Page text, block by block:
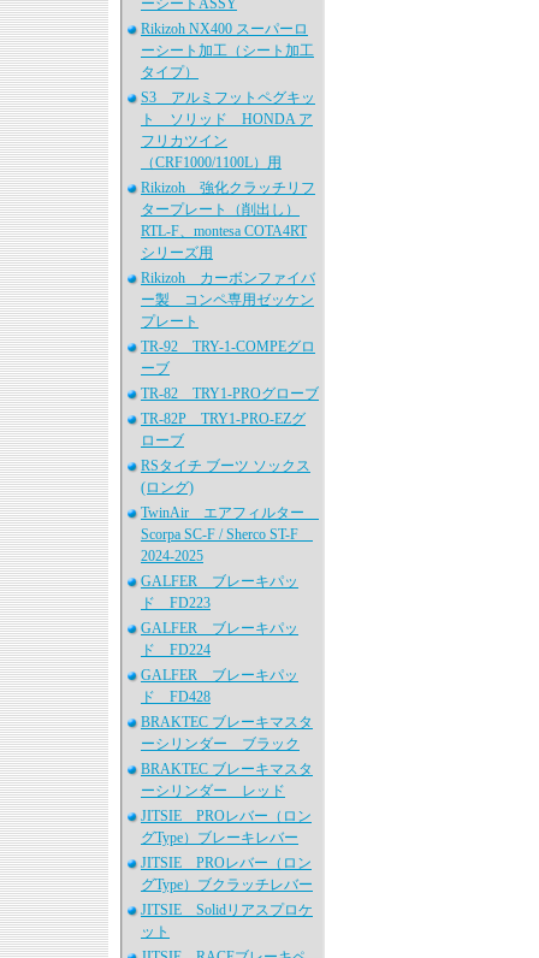
ーシートASSY
Rikizoh NX400 スーパーロ
ーシート加工（シート加工
タイプ）
S3 アルミフットペグキッ
ト ソリッド HONDA ア
フリカツイン
（CRF1000/1100L）用
Rikizoh 強化クラッチリフ
タープレート（削出し）
RTL-F、montesa COTA4RT
シリーズ用
Rikizoh カーボンファイバ
ー製 コンペ専用ゼッケン
プレート
TR-92 TRY-1-COMPEグロ
ーブ
TR-82 TRY1-PROグローブ
TR-82P TRY1-PRO-EZグ
ローブ
RSタイチ ブーツ ソックス
(ロング)
TwinAir エアフィルター
Scorpa SC-F / Sherco ST-F
2024-2025
GALFER ブレーキパッ
ド FD223
GALFER ブレーキパッ
ド FD224
GALFER ブレーキパッ
ド FD428
BRAKTEC ブレーキマスタ
ーシリンダー ブラック
BRAKTEC ブレーキマスタ
ーシリンダー レッド
JITSIE PROレバー（ロン
グType）ブレーキレバー
JITSIE PROレバー（ロン
グType）ブクラッチレバー
JITSIE Solidリアスプロケ
ット